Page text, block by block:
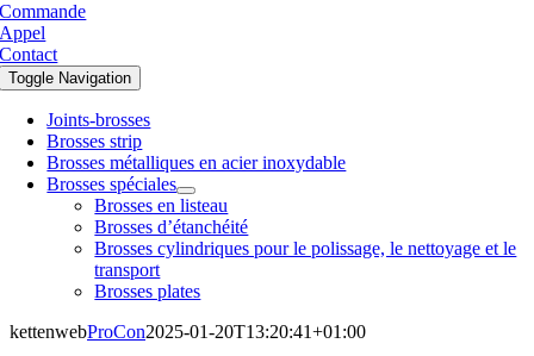
Commande
Appel
Contact
Toggle Navigation
Joints-brosses
Brosses strip
Brosses métalliques en acier inoxydable
Brosses spéciales
Brosses en listeau
Brosses d’étanchéité
Brosses cylindriques pour le polissage, le nettoyage et le
transport
Brosses plates
kettenwebProCon2025-01-20T13:20:41+01:00